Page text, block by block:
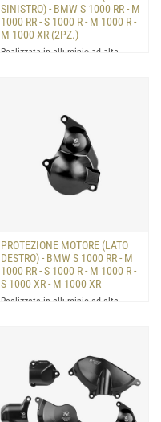
SINISTRO) - BMW S 1000 RR - M
1000 RR - S 1000 R - M 1000 R -
M 1000 XR (2PZ.)
Realizzata in alluminio ad alta
PROTEZIONE MOTORE (LATO
DESTRO) - BMW S 1000 RR - M
1000 RR - S 1000 R - M 1000 R -
S 1000 XR - M 1000 XR
Realizzata in alluminio ad alta